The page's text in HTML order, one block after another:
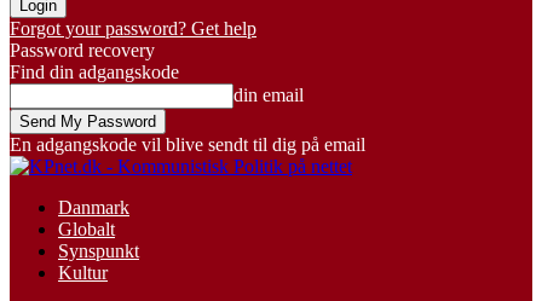
Forgot your password? Get help
Password recovery
Find din adgangskode
din email
En adgangskode vil blive sendt til dig på email
Danmark
Globalt
Synspunkt
Kultur